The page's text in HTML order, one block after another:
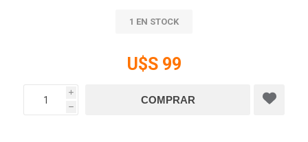
1 EN STOCK
U$S 99
i
h